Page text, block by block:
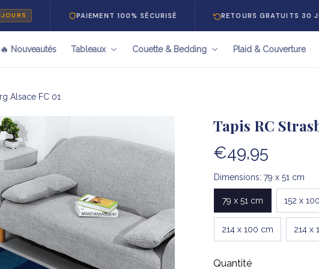
PAIEMENT 100% SÉCURISÉ RETOURS GRATUITS 30 JOURS
🔥 Nouveautés Tableaux Couette & Bedding Plaid & Couverture
Alsace FC 01
Tapis RC
€49,95
Dimensions: 79 x 51 cm
79 x 51 cm 152 x
214 x 100 cm 214 x
Quantité